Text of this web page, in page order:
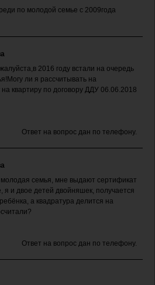
по молодой семье с 2009года
2016 году встали на очередь
ли я рассчитывать на
квартиру по договору ДДУ 06.06.2018
Ответ на вопрос дан по телефону.
семья, мне выдают сертификат
я и двое детей двойняшек, получается
а квадратура делится на
Ответ на вопрос дан по телефону.